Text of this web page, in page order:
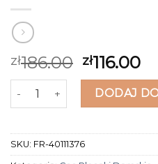
zł186.00 zł116.00
ilość ccc plecaki damskie
DODAJ
SKU: FR-40111376